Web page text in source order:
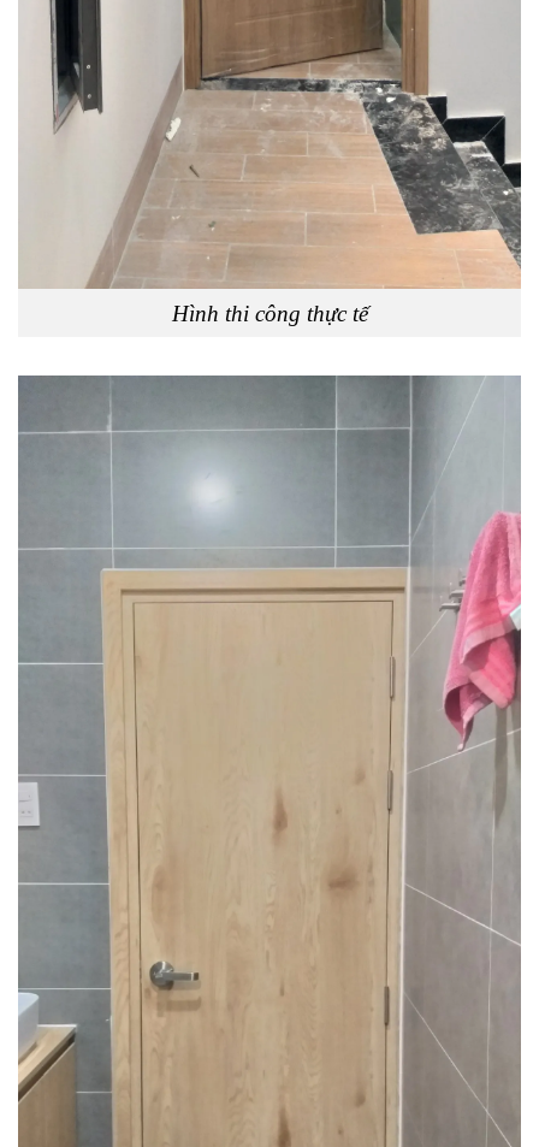
Hình thi công thực tế